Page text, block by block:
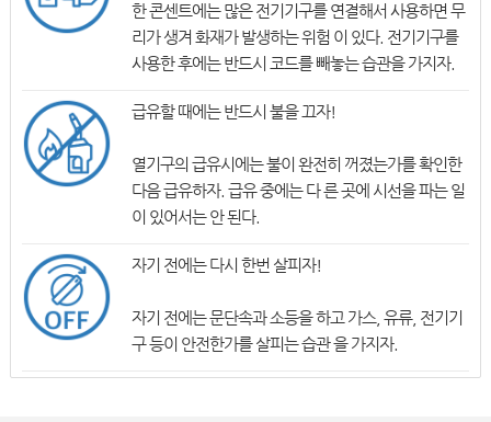
한 콘센트에는 많은 전기기구를 연결해서 사용하면 무
리가 생겨 화재가 발생하는 위험 이 있다. 전기기구를
사용한 후에는 반드시 코드를 빼놓는 습관을 가지자.
급유할 때에는 반드시 불을 끄자!
열기구의 급유시에는 불이 완전히 꺼졌는가를 확인한
다음 급유하자. 급유 중에는 다 른 곳에 시선을 파는 일
이 있어서는 안 된다.
자기 전에는 다시 한번 살피자!
자기 전에는 문단속과 소등을 하고 가스, 유류, 전기기
구 등이 안전한가를 살피는 습관 을 가지자.